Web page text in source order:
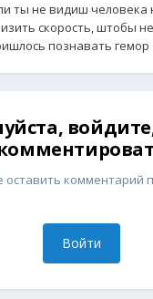
ты не видиш человека
скорость, штобы
познавать гемор
оставить комментарий
Войти